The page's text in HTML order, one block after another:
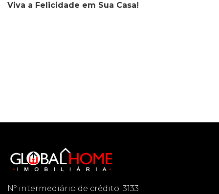
Viva a Felicidade em Sua Casa!
Nº intermediário de crédito: 3133